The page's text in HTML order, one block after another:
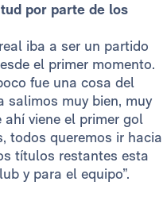
por parte de los
iba a ser un partido
el primer momento.
fue una cosa del
salimos muy bien, muy
viene el primer gol
todos queremos ir hacia
títulos restantes esta
y para el equipo”.